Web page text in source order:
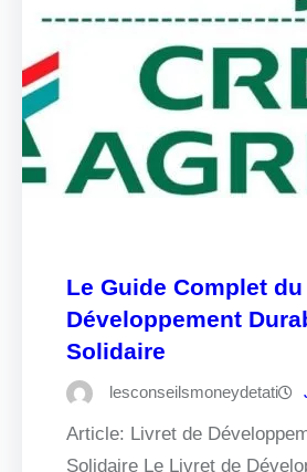
Le Guide Complet
Développement
Solidaire
lesconseilsmoneydetati
Article: Livret de
Solidaire Le Livret de